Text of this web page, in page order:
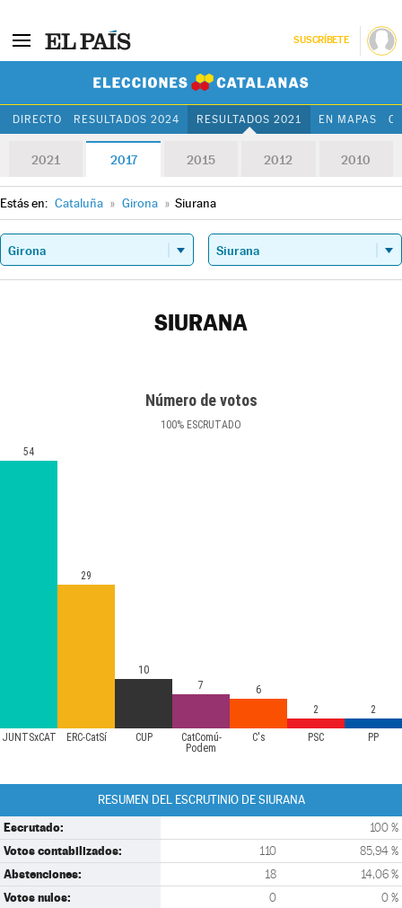
SUSCRÍBETE
DIRECTO RESULTADOS 2024 RESULTADOS 2021 EN MAPAS
2021 2017 2015 2012 2010
Estás en: Cataluña » Girona » Siurana
SIURANA
Número de votos
100% ESCRUTADO
JUNTSxCAT ERC-CatSí CUP
CatComú-
Podem
C's PSC PP
54
29
10
7
6
2
2
RESUMEN DEL ESCRUTINIO DE SIURANA
Escrutado: 100 %
Votos contabilizados: 110 85,94 %
Abstenciones: 18 14,06 %
Votos nulos: 0 0 %